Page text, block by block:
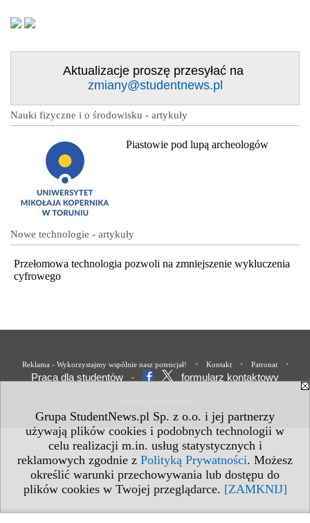
Grupa StudentNews.pl Sp. z o.o. i jej partnerzy
używają plików cookies i podobnych technologii w
celu realizacji m.in. usług statystycznych i
reklamowych zgodnie z Polityką Prywatności. Możesz
określić warunki przechowywania lub dostępu do
plików cookies w Twojej przeglądarce. [ZAMKNIJ]
Aktualizacje proszę przesyłać na
zmiany@studentnews.pl
Nauki fizyczne i o środowisku - artykuły
Piastowie pod lupą archeologów
Nowe technologie - artykuły
Przełomowa technologia pozwoli na zmniejszenie wykluczenia
cyfrowego
Reklama - Wykorzystajmy wspólnie nasz potencjał! • Kontakt • Patronat •
Praca dla studentów • formularz kontaktowy